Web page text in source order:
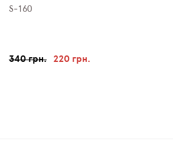
S-160
340 грн. 220 грн.